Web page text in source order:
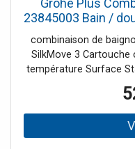
Grohe Plus
23845003 Bain /
de
combinaison de
SilkMove 3
température Surface
commande de
Cube douchette à
douche en métal
flexibles Raccord pour